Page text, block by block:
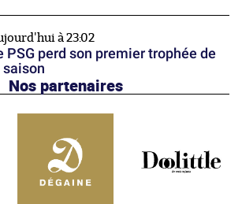
à 23:02
PSG perd son premier trophée de
saison
Nos partenaires